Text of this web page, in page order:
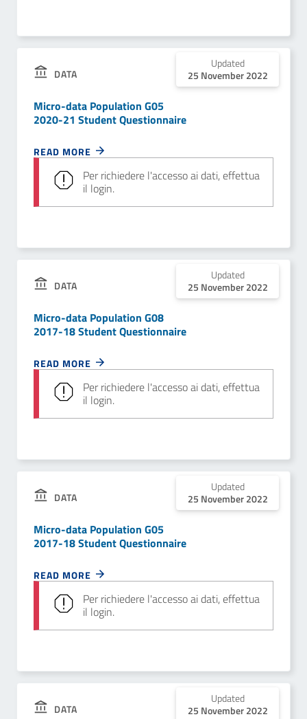
DATA
Updated
25 November 2022
Micro-data Population G05
2020-21 Student Questionnaire
READ MORE
Per richiedere l'accesso ai dati, effettua
il login.
DATA
Updated
25 November 2022
Micro-data Population G08
2017-18 Student Questionnaire
READ MORE
Per richiedere l'accesso ai dati, effettua
il login.
DATA
Updated
25 November 2022
Micro-data Population G05
2017-18 Student Questionnaire
READ MORE
Per richiedere l'accesso ai dati, effettua
il login.
DATA
Updated
25 November 2022